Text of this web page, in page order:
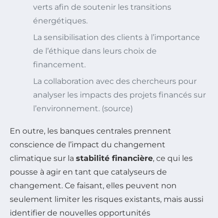
verts afin de soutenir les transitions
énergétiques.
La sensibilisation des clients à l’importance
de l’éthique dans leurs choix de
financement.
La collaboration avec des chercheurs pour
analyser les impacts des projets financés sur
l’environnement. (source)
En outre, les banques centrales prennent
conscience de l’impact du changement
climatique sur la stabilité financière, ce qui les
pousse à agir en tant que catalyseurs de
changement. Ce faisant, elles peuvent non
seulement limiter les risques existants, mais aussi
identifier de nouvelles opportunités